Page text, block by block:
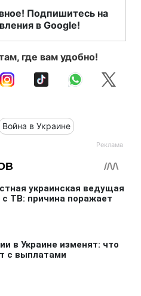
Подпишитесь на
в Google!
где вам удобно!
Война в Украине